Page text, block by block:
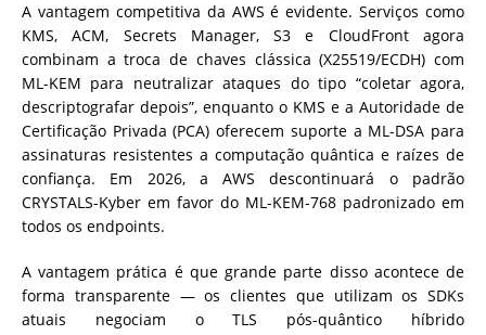
A vantagem competitiva da AWS é evidente. Serviços como
KMS, ACM, Secrets Manager, S3 e CloudFront agora
combinam a troca de chaves clássica (X25519/ECDH) com
ML-KEM para neutralizar ataques do tipo “coletar agora,
descriptografar depois”, enquanto o KMS e a Autoridade de
Certificação Privada (PCA) oferecem suporte a ML-DSA para
assinaturas resistentes a computação quântica e raízes de
confiança. Em 2026, a AWS descontinuará o padrão
CRYSTALS-Kyber em favor do ML-KEM-768 padronizado em
todos os endpoints.
A vantagem prática é que grande parte disso acontece de
forma transparente — os clientes que utilizam os SDKs
atuais negociam o TLS pós-quântico híbrido